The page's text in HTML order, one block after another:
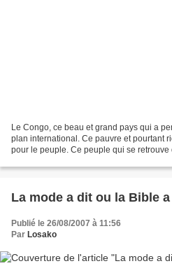
Le Congo, ce beau et grand pays qui a
plan international. Ce pauvre et pourtant
pour le peuple. Ce peuple qui se retrouve
La mode a dit ou la Bible
Publié le 26/08/2007 à 11:56
Par Losako